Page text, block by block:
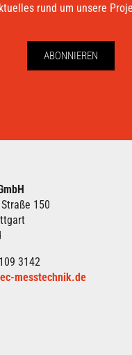
rund um unsere
ABONNIEREN
150
3142
messtechnik.de